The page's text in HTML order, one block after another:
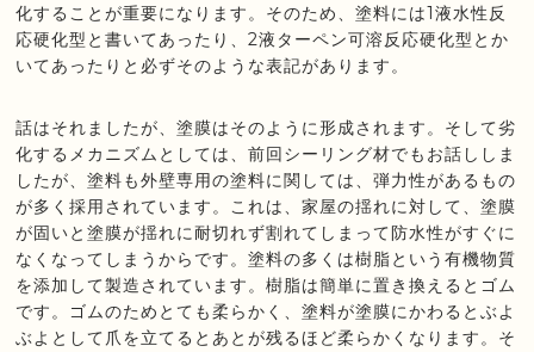
化することが重要になります。そのため、塗料には1液水性反
応硬化型と書いてあったり、2液ターペン可溶反応硬化型とか
いてあったりと必ずそのような表記があります。
話はそれましたが、塗膜はそのように形成されます。そして劣
化するメカニズムとしては、前回シーリング材でもお話ししま
したが、塗料も外壁専用の塗料に関しては、弾力性があるもの
が多く採用されています。これは、家屋の揺れに対して、塗膜
が固いと塗膜が揺れに耐切れず割れてしまって防水性がすぐに
なくなってしまうからです。塗料の多くは樹脂という有機物質
を添加して製造されています。樹脂は簡単に置き換えるとゴム
です。ゴムのためとても柔らかく、塗料が塗膜にかわるとぶよ
ぶよとして爪を立てるとあとが残るほど柔らかくなります。そ